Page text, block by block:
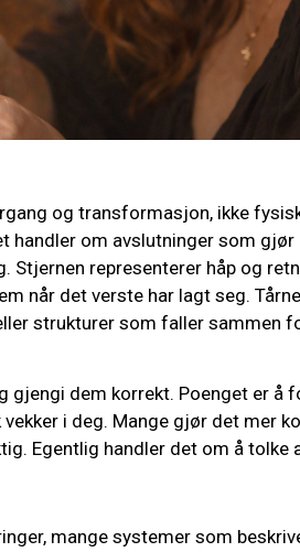
og transformasjon, ikke
handler om avslutninger som
Stjernen representerer håp og
når det verste har lagt seg.
strukturer som faller sammen
gjengi dem korrekt. Poenget er å
i deg. Mange gjør det mer
Egentlig handler det om å tolke
mange systemer som